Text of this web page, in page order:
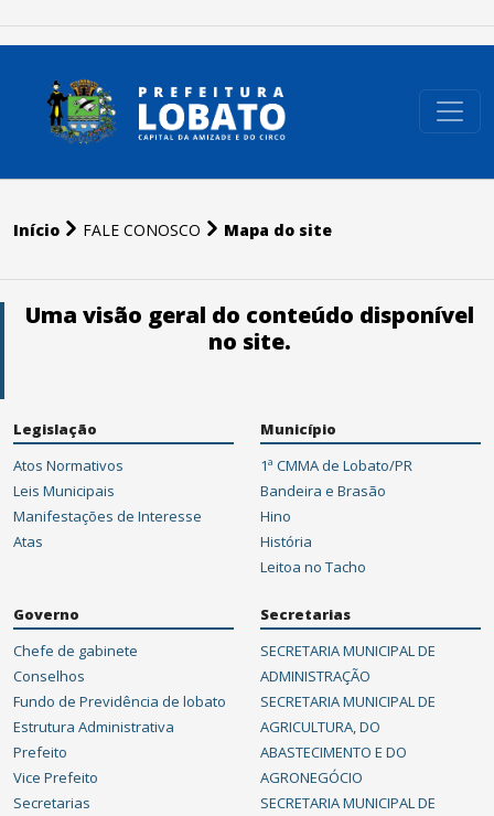
conteúdo do menu
Início FALE CONOSCO Mapa do site
Uma visão geral do conteúdo disponível
no site.
Legislação
Atos Normativos
Leis Municipais
Manifestações de Interesse
Atas
Município
1ª CMMA de Lobato/PR
Bandeira e Brasão
Hino
História
Leitoa no Tacho
Governo
Chefe de gabinete
Conselhos
Fundo de Previdência de lobato
Estrutura Administrativa
Prefeito
Vice Prefeito
Secretarias
Secretarias
SECRETARIA MUNICIPAL DE
ADMINISTRAÇÃO
SECRETARIA MUNICIPAL DE
AGRICULTURA, DO
ABASTECIMENTO E DO
AGRONEGÓCIO
SECRETARIA MUNICIPAL DE